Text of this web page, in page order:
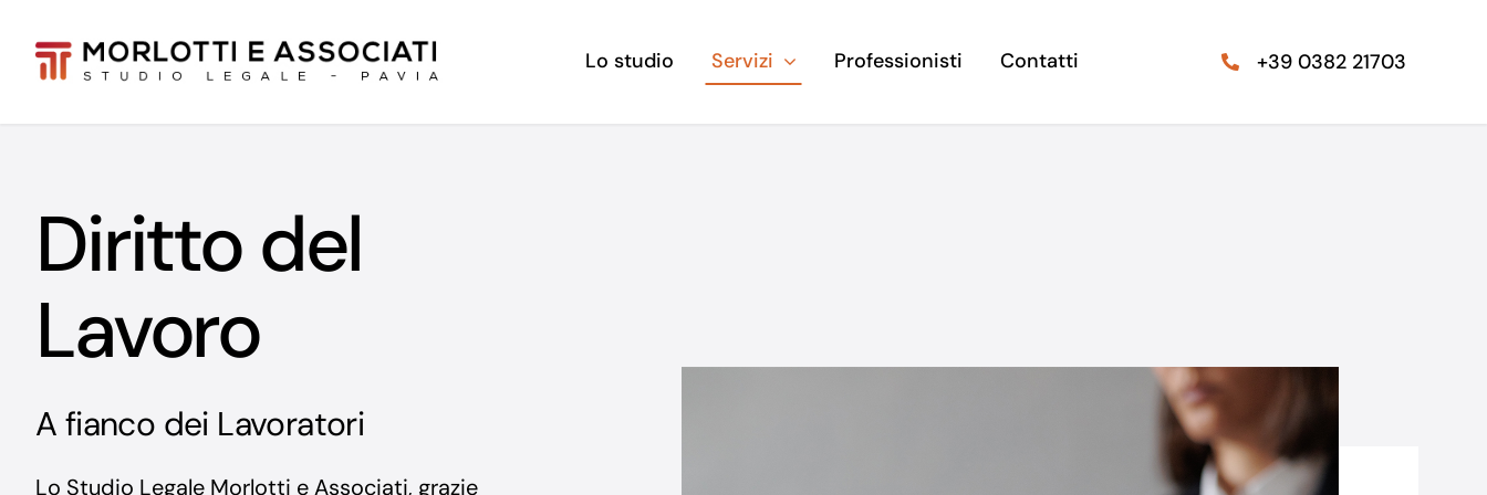
contenuto
Lo studio Servizi Professionisti Contatti +39 0382 21703
Diritto del
Lavoro
A fianco dei Lavoratori
Lo Studio Legale Morlotti e Associati, grazie